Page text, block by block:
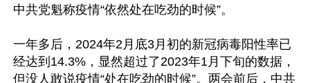
中共党魁称疫情“依然处在吃劲的时候”。
一年多后，2024年2月底3月初的新冠病毒阳性率已
经达到14.3%，显然超过了2023年1月下旬的数据，
但没人敢说疫情“处在吃劲的时候”。两会前后，中共